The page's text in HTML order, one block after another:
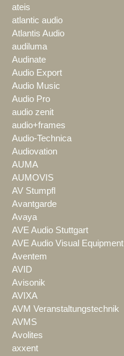
ateis
atlantic audio
Atlantis Audio
audiluma
Audinate
Audio Export
Audio Music
Audio Pro
audio zenit
audio+frames
Audio-Technica
Audiovation
AUMA
AUMOVIS
AV Stumpfl
Avantgarde
Avaya
AVE Audio Stuttgart
AVE Audio Visual Equipment
Aventem
AVID
Avisonik
AVIXA
AVM Veranstaltungstechnik
AVMS
Avolites
axxent